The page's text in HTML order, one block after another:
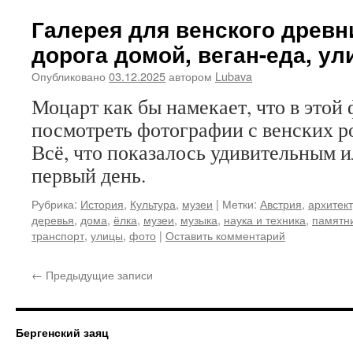
Галерея для венского
дорога домой, веган-еда,
Опубликовано 03.12.2025автором Lubava
Моцарт как бы намекает, что в
посмотреть фотографии с венских
Всё, что показалось удивительным
первый день.
Рубрика: История, Культура, музеи | Метки: Австрия,
деревья, дома, ёлка, музеи, музыка, наука и техника,
транспорт, улицы, фото | Оставить комментарий
← Предыдущие записи
Бергенский заяц